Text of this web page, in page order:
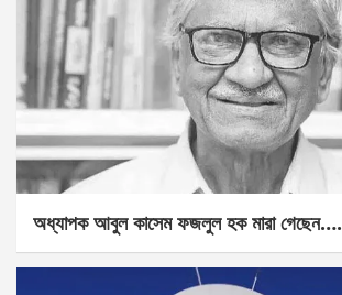
অধ্যাপক আবুল কাসেম ফজলুল হক মারা গেছেন….